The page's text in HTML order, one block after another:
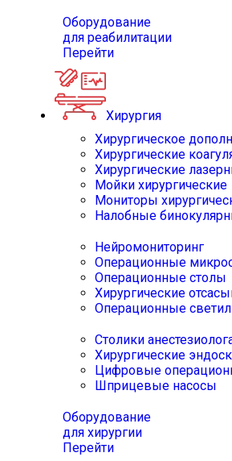
Оборудование
для реабилитации
Перейти
Хирургия
Хирургическое
Хирургические
Хирургические
Мойки хирургические
Мониторы
Налобные
Нейромониторинг
Операционные
Операционные столы
Хирургические
Операционные
Столики
Хирургические
Цифровые
Шприцевые насосы
Оборудование
для хирургии
Перейти